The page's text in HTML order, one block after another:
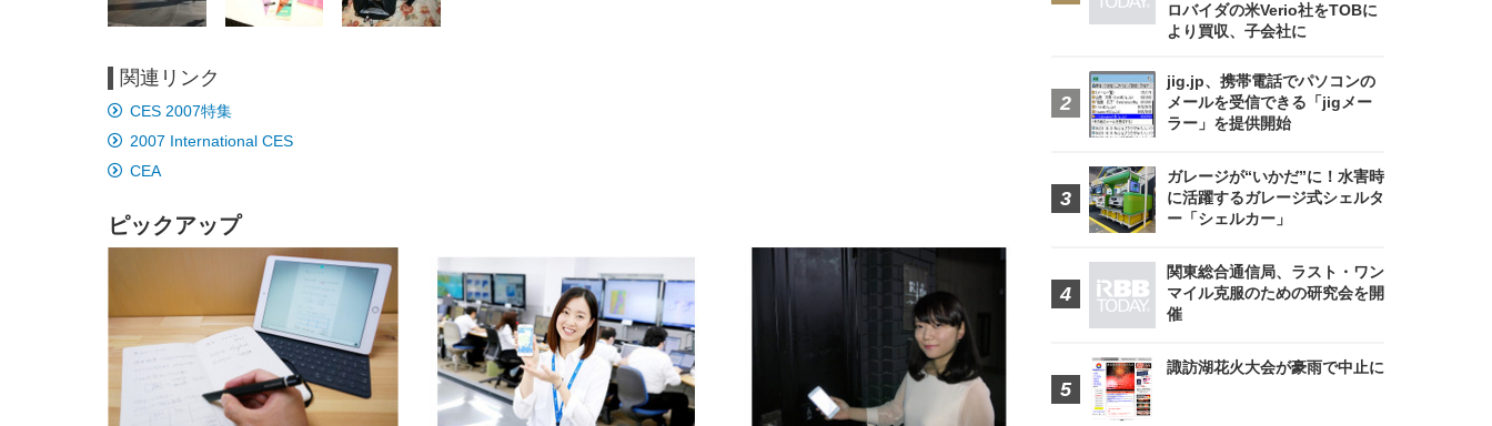
[EdoErgo] オフィスチェア 椅
子 テレワーク 疲れない 跳ね
上げ式アームレスト コンパク
椅子 360度回転 座面昇降 強化
WY01(黒網+黒枠+黒足)
￥5,699
ゃれ パソコンチェア (ホワイ
EIZO ビジネス向けプレミア
ムモニター | FlexScan
UHD・USB Type-C・ホワイ
Amazonベーシック ペットシ
ーツ 薄型 レギュラー 1回使い
捨て 無香料 ホワイト 300枚
￥3,373
関連リンク
CES 2007特集
2007 International CES
CEA
ピックアップ
ロバイダの米Verio社をTOBに
より買収、子会社に
jig.jp、携帯電話でパソコンの
メールを受信できる「jigメー
ラー」を提供開始
ガレージが“いかだ”に！水害時
に活躍するガレージ式シェルタ
ー「シェルカー」
関東総合通信局、ラスト・ワン
マイル克服のための研究会を開
催
諏訪湖花火大会が豪雨で中止に